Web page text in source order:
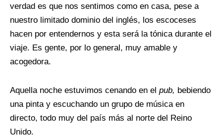
verdad es que nos sentimos como en casa, pese a
nuestro limitado dominio del inglés, los escoceses
hacen por entendernos y esta será la tónica durante el
viaje. Es gente, por lo general, muy amable y
acogedora.
Aquella noche estuvimos cenando en el pub, bebiendo
una pinta y escuchando un grupo de música en
directo, todo muy del país más al norte del Reino
Unido.